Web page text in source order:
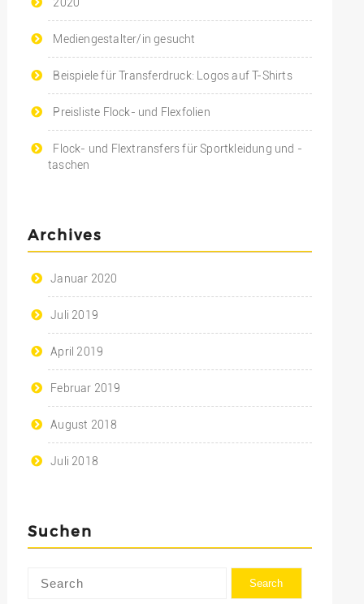
Mediengestalter/in gesucht
Beispiele für Transferdruck: Logos auf T-Shirts
Preisliste Flock- und Flexfolien
Flock- und Flextransfers für Sportkleidung und -
taschen
Archives
Januar 2020
Juli 2019
April 2019
Februar 2019
August 2018
Juli 2018
Suchen